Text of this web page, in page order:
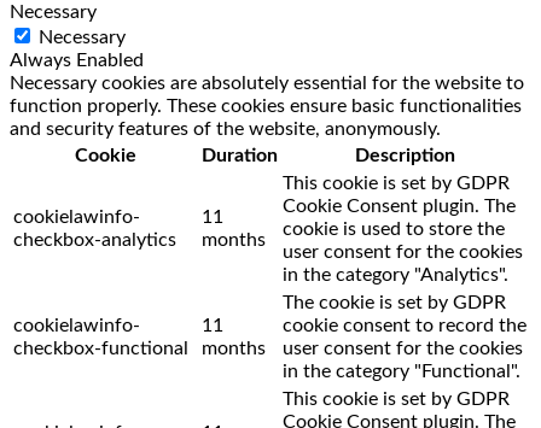
Necessary
Necessary
Always Enabled
Necessary cookies are absolutely essential for the website to
function properly. These cookies ensure basic functionalities
and security features of the website, anonymously.
Cookie
Duration Description
cookielawinfo-
checkbox-analytics
11
months
This cookie is set by GDPR
Cookie Consent plugin. The
cookie is used to store the
user consent for the cookies
in the category "Analytics".
cookielawinfo-
checkbox-functional
11
months
The cookie is set by GDPR
cookie consent to record the
user consent for the cookies
in the category "Functional".
This cookie is set by GDPR
Cookie Consent plugin. The